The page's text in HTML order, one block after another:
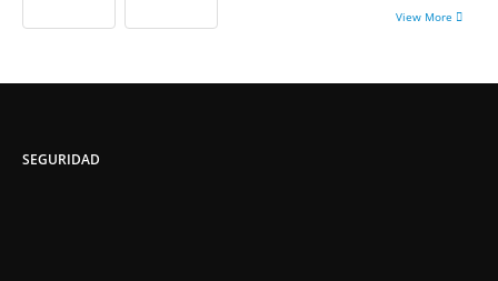
View More
SEGURIDAD